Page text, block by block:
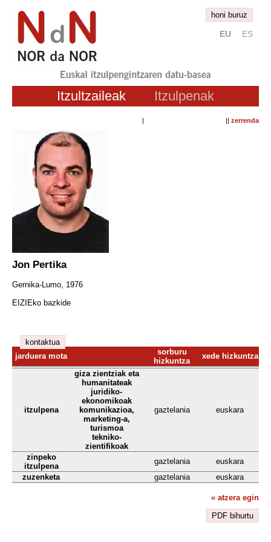
honi buruz
EU ES
Itzultzaileak Itzulpenak
| || zerrenda
Jon Pertika
Gernika-Lumo, 1976
EIZIEko bazkide
kontaktua
jarduera mota
sorburu
hizkuntza
xede hizkuntza
itzulpena
giza zientziak eta
humanitateak
juridiko-
ekonomikoak
komunikazioa,
marketing-a,
turismoa
tekniko-
zientifikoak
gaztelania euskara
zinpeko
itzulpena
gaztelania
euskara
zuzenketa
gaztelania euskara
« atzera egin
PDF bihurtu